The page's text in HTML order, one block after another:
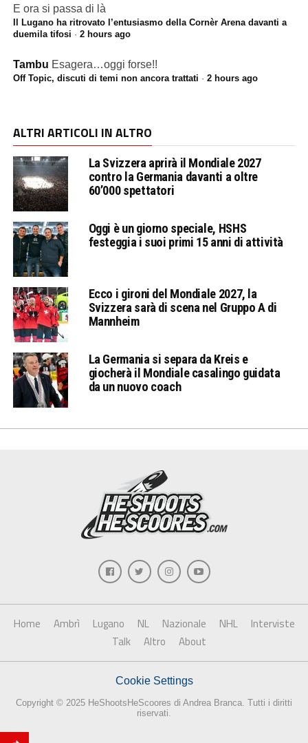
E ora si passa di là
Il Lugano ha ritrovato l’entusiasmo della Cornèr Arena davanti a
duemila tifosi · 2 hours ago
Tambu Esagera…oggi forse!!
Off Topic, discuti di temi non ancora trattati · 2 hours ago
ALTRI ARTICOLI IN ALTRO
La Svizzera aprirà il Mondiale 2027
contro la Germania davanti a oltre
60’000 spettatori
Oggi è un giorno speciale, HSHS
festeggia i suoi primi 15 anni di attività
Ecco i gironi del Mondiale 2027, la
Svizzera sarà di scena nel Gruppo A di
Mannheim
La Germania si separa da Kreis e
giocherà il Mondiale casalingo guidata
da un nuovo coach
Home Ambrì Lugano NL Nazionale NHL
Interviste
Talk
Altro About
Cookie Settings
Copyright © 2025 HeShootsHeScoores di Andrea Branca. Tutti i diritti
riservati.